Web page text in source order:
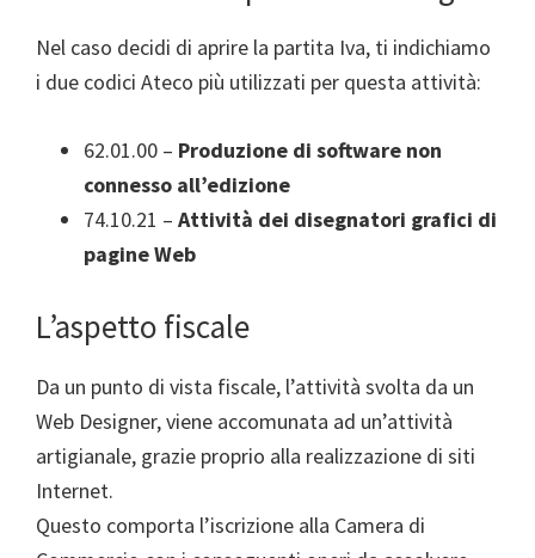
Nel caso decidi di aprire la partita Iva, ti indichiamo
i due codici Ateco più utilizzati per questa attività:
62.01.00 – Produzione di software non
connesso all’edizione
74.10.21 – Attività dei disegnatori grafici di
pagine Web
L’aspetto fiscale
Da un punto di vista fiscale, l’attività svolta da un
Web Designer, viene accomunata ad un’attività
artigianale, grazie proprio alla realizzazione di siti
Internet.
Questo comporta l’iscrizione alla Camera di